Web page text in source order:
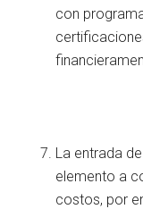
con
La entrada
elemento a
costos, por